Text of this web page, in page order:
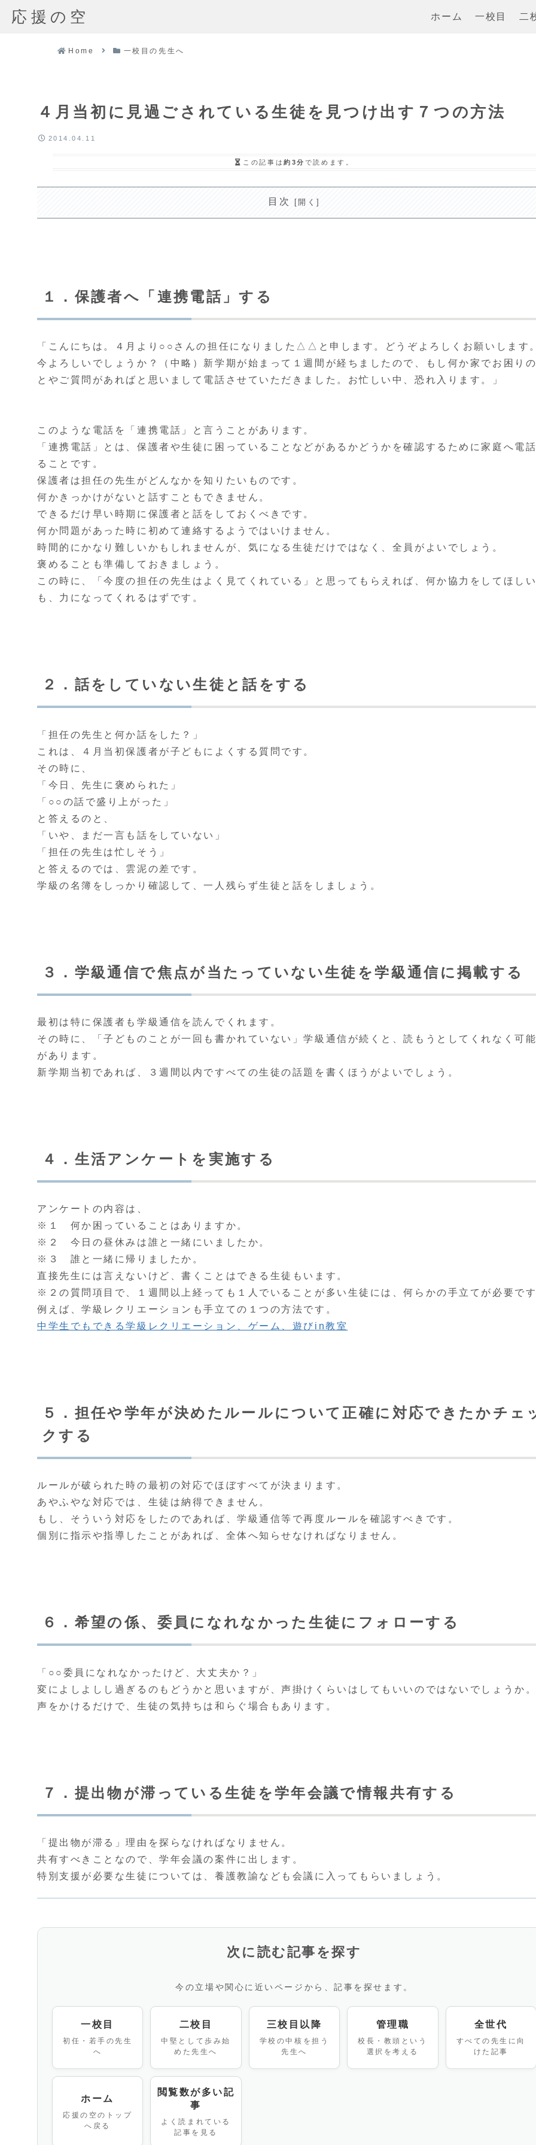
応援の空 ホーム 一校目 二
Home 一校目の先生へ
４月当初に見過ごされている生徒を見つけ出す７つの方法
2014.04.11
この記事は約3分 で読めます。
目次
１．保護者へ「連携電話」する
「こんにちは。４月より○○さんの担任になりました△△と申します。どうぞよろしくお願いします
今よろしいでしょうか？（中略）新学期が始まって１週間が経ちましたので、もし何か家でお困り
とやご質問があればと思いまして電話させていただきました。お忙しい中、恐れ入ります。」
このような電話を「連携電話」と言うことがあります。
「連携電話」とは、保護者や生徒に困っていることなどがあるかどうかを確認するために家庭へ電
ることです。
保護者は担任の先生がどんなかを知りたいものです。
何かきっかけがないと話すこともできません。
できるだけ早い時期に保護者と話をしておくべきです。
何か問題があった時に初めて連絡するようではいけません。
時間的にかなり難しいかもしれませんが、気になる生徒だけではなく、全員がよいでしょう。
褒めることも準備しておきましょう。
この時に、「今度の担任の先生はよく見てくれている」と思ってもらえれば、何か協力をしてほし
も、力になってくれるはずです。
２．話をしていない生徒と話をする
「担任の先生と何か話をした？」
これは、４月当初保護者が子どもによくする質問です。
その時に、
「今日、先生に褒められた」
「○○の話で盛り上がった」
と答えるのと、
「いや、まだ一言も話をしていない」
「担任の先生は忙しそう」
と答えるのでは、雲泥の差です。
学級の名簿をしっかり確認して、一人残らず生徒と話をしましょう。
３．学級通信で焦点が当たっていない生徒を学級通信に掲載する
最初は特に保護者も学級通信を読んでくれます。
その時に、「子どものことが一回も書かれていない」学級通信が続くと、読もうとしてくれなく可
があります。
新学期当初であれば、３週間以内ですべての生徒の話題を書くほうがよいでしょう。
４．生活アンケートを実施する
アンケートの内容は、
※１ 何か困っていることはありますか。
※２ 今日の昼休みは誰と一緒にいましたか。
※３ 誰と一緒に帰りましたか。
直接先生には言えないけど、書くことはできる生徒もいます。
※２の質問項目で、１週間以上経っても１人でいることが多い生徒には、何らかの手立てが必要で
例えば、学級レクリエーションも手立ての１つの方法です。
中学生でもできる学級レクリエーション、ゲーム、遊びin教室
５．担任や学年が決めたルールについて正確に対応できたかチェ
クする
ルールが破られた時の最初の対応でほぼすべてが決まります。
あやふやな対応では、生徒は納得できません。
もし、そういう対応をしたのであれば、学級通信等で再度ルールを確認すべきです。
個別に指示や指導したことがあれば、全体へ知らせなければなりません。
６．希望の係、委員になれなかった生徒にフォローする
「○○委員になれなかったけど、大丈夫か？」
変によしよしし過ぎるのもどうかと思いますが、声掛けくらいはしてもいいのではないでしょうか
声をかけるだけで、生徒の気持ちは和らぐ場合もあります。
７．提出物が滞っている生徒を学年会議で情報共有する
「提出物が滞る」理由を探らなければなりません。
共有すべきことなので、学年会議の案件に出します。
特別支援が必要な生徒については、養護教諭なども会議に入ってもらいましょう。
次に読む記事を探す
今の立場や関心に近いページから、記事を探せます。
一校目
初任・若手の先生
へ
二校目
中堅として歩み始
めた先生へ
三校目以降
学校の中核を担う
先生へ
管理職
校長・教頭という
選択を考える
全世代
すべての先生に向
けた記事
ホーム
応援の空のトップ
へ戻る
閲覧数が多い記
事
よく読まれている
記事を見る